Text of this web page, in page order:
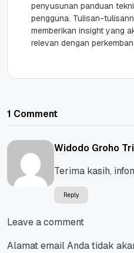
penyusunan panduan
pengguna. Tulisan-
memberikan insight yang
relevan dengan
1 Comment
Widodo Groho
Terima kasih,
Reply
Leave a comment
Alamat email Anda tidak